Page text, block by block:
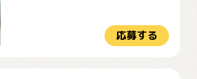
応募する